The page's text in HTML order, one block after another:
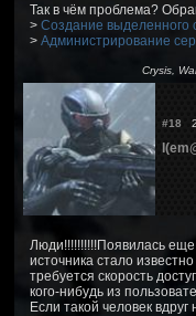
Так в чём проблема?
> Создание выделенного
> Администрирование
Crysis,
#18
Люди!!!!!!!!!!Появилась
источника стало
требуется скорость
кого-нибудь из
Если такой человек